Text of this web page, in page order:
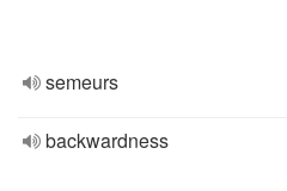
semeurs
backwardness